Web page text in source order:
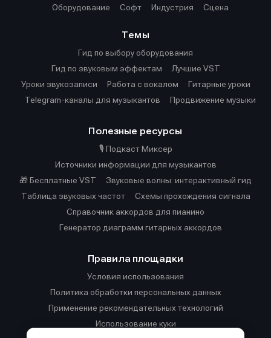
Оборудование
Софт Индустрия Сцена
Темы
Гид по выбору оборудования
Гид по звуковым эффектам
Лучшие VST
Уроки звукозаписи
Работа с вокалом
Гитарные уроки
Telegram-каналы для музыкантов
Продвижение музыки
Полезные ресурсы
🎙️ Подкаст Миксер
Источники информации для музыкантов
🎁 Бесплатные VST
Звуковые волны: интерактивный гид
Таблица звуковых частот
Cхемы прохождения сигнала
Справочник аккордов для пианино
Генератор диаграмм гитарных аккордов
Правила площадки
Условия использования
Политика обработки персональных данных
Применение рекомендательных технологий
Использование куки